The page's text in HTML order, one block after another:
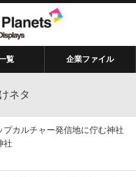
覧 企業ファイル
ネタ
プカルチャー発信地に佇む神社
社